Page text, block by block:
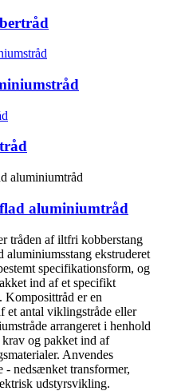
aluminiumtråd
tråden af ​​iltfri kobberstang
aluminiumsstang ekstruderet
specifikationsform, og
ind af et specifikt
Komposittråd er en
et antal viklingstråde eller
arrangeret i henhold
og pakket ind af
Anvendes
- nedsænket transformer,
udstyrsvikling.